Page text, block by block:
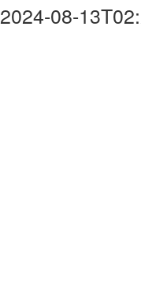
2024-08-